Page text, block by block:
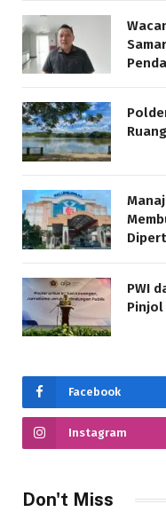
PWI
Facebook
Instagram
Don't Miss